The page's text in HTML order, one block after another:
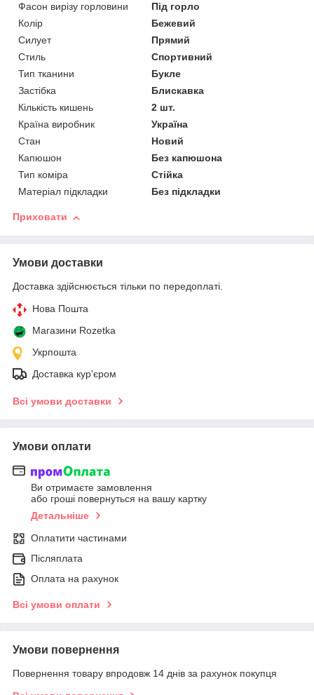
Фасон вирізу горловини
Під горло
Колір
Бежевий
Силует
Прямий
Стиль
Спортивний
Тип тканини
Букле
Застібка
Блискавка
Кількість кишень
2 шт.
Країна виробник
Україна
Стан
Новий
Капюшон
Без капюшона
Тип коміра
Стійка
Матеріал підкладки
Без підкладки
Приховати
Умови доставки
Доставка здійснюється тільки по передоплаті.
Нова Пошта
Магазини Rozetka
Укрпошта
Доставка кур'єром
Всі умови доставки
Умови оплати
Ви отримаєте замовлення
або гроші повернуться на вашу картку
Детальніше
Оплатити частинами
Післяплата
Оплата на рахунок
Всі умови оплати
Умови повернення
Повернення товару впродовж 14 днів за рахунок покупця